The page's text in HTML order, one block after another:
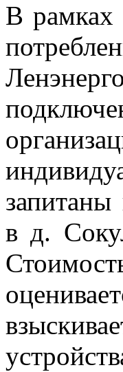
В рамках
запитаны
в д.